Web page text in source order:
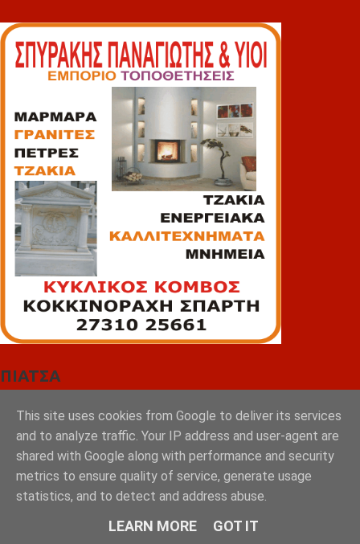
ΠΙΑΤΣΑ
This site uses cookies from Google to deliver its services
and to analyze traffic. Your IP address and user-agent are
shared with Google along with performance and security
metrics to ensure quality of service, generate usage
statistics, and to detect and address abuse.
LEARN MORE GOT IT